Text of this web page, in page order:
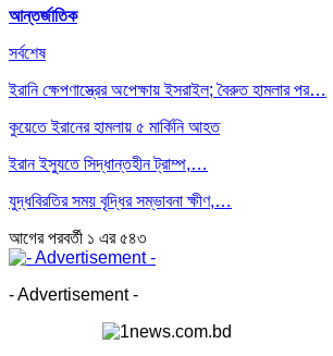
আন্তর্জাতিক
সর্বশেষ
ইরানি ক্ষেপণাস্ত্রের অপেক্ষায় ইসরাইল; বৈরুত হামলার পর…
কুয়েতে ইরানের হামলায় ৫ মার্কিনি আহত
ইরান ইস্যুতে সিদ্ধান্তহীন ট্রাম্প,…
যুদ্ধবিরতির সময় বৃদ্ধির সম্ভাবনা ক্ষীণ,…
আগেরপরবর্তী ১ এর ৫৪৩
- Advertisement -